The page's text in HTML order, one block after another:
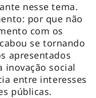
nesse tema.
por que não
com os
se tornando
apresentados
inovação social
entre interesses
públicas.